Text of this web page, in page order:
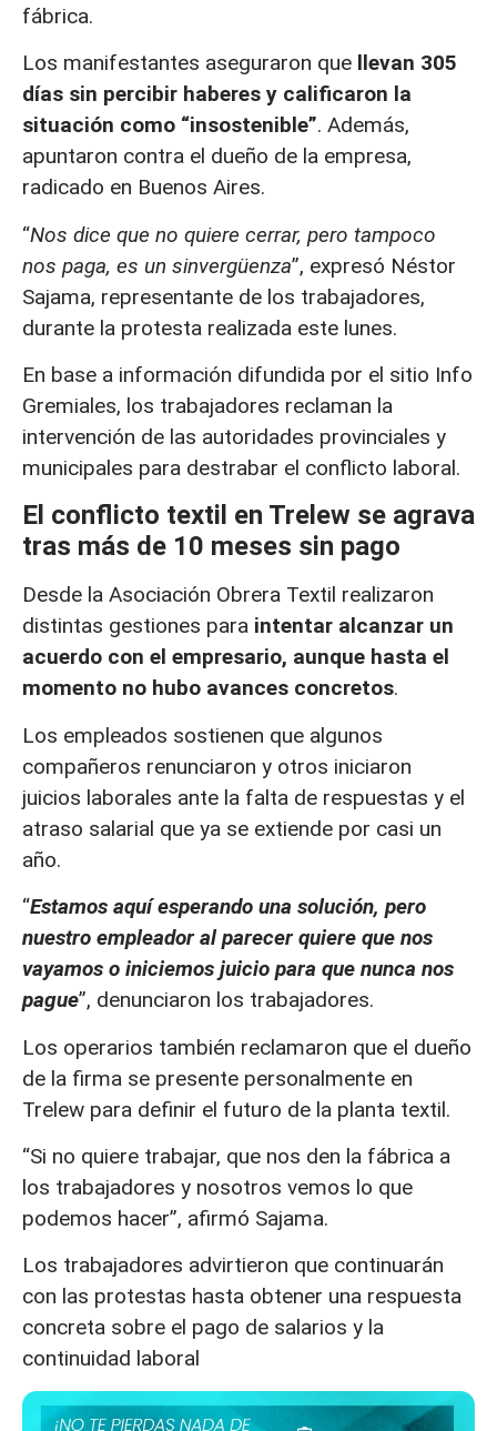
fábrica.
Los manifestantes aseguraron que llevan 305
días sin percibir haberes y calificaron la
situación como “insostenible”. Además,
apuntaron contra el dueño de la empresa,
radicado en Buenos Aires.
“Nos dice que no quiere cerrar, pero tampoco
nos paga, es un sinvergüenza”, expresó Néstor
Sajama, representante de los trabajadores,
durante la protesta realizada este lunes.
En base a información difundida por el sitio Info
Gremiales, los trabajadores reclaman la
intervención de las autoridades provinciales y
municipales para destrabar el conflicto laboral.
El conflicto textil en Trelew se agrava
tras más de 10 meses sin pago
Desde la Asociación Obrera Textil realizaron
distintas gestiones para intentar alcanzar un
acuerdo con el empresario, aunque hasta el
momento no hubo avances concretos.
Los empleados sostienen que algunos
compañeros renunciaron y otros iniciaron
juicios laborales ante la falta de respuestas y el
atraso salarial que ya se extiende por casi un
año.
“Estamos aquí esperando una solución, pero
nuestro empleador al parecer quiere que nos
vayamos o iniciemos juicio para que nunca nos
pague”, denunciaron los trabajadores.
Los operarios también reclamaron que el dueño
de la firma se presente personalmente en
Trelew para definir el futuro de la planta textil.
“Si no quiere trabajar, que nos den la fábrica a
los trabajadores y nosotros vemos lo que
podemos hacer”, afirmó Sajama.
Los trabajadores advirtieron que continuarán
con las protestas hasta obtener una respuesta
concreta sobre el pago de salarios y la
continuidad laboral